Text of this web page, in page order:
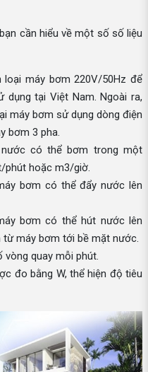
cần hiểu về một số số liệu
loại máy bơm 220V/50Hz để
tại Việt Nam. Ngoài ra,
máy bơm sử dụng dòng điện
bơm 3 pha.
có thể bơm trong một
phút hoặc m3/giờ.
bơm có thể đẩy nước lên
bơm có thể hút nước lên
máy bơm tới bề mặt nước.
vòng quay mỗi phút.
đo bằng W, thể hiện độ tiêu